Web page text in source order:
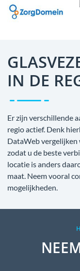
IN DE
Er zijn verschillende
regio actief. Denk
DataWeb vergelijken
zodat u de beste
locatie is anders
maat. Neem vooral
mogelijkheden.